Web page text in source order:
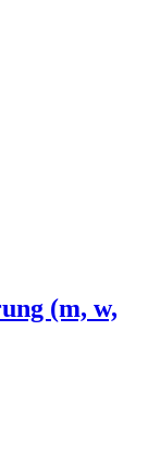
(m, w,